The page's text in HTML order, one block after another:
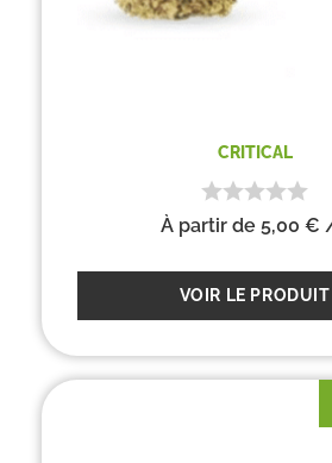
CRITICAL
À partir de 5,00 €
VOIR LE PRODUIT